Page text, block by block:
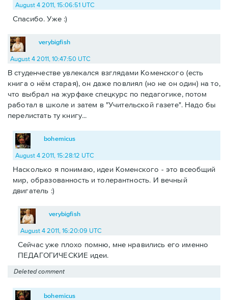
August 4 2011, 15:06:51 UTC
Спасибо. Уже :)
verybigfish
August 4 2011, 10:47:50 UTC
В студенчестве увлекался взглядами Коменского (есть
книга о нём старая), он даже повлиял (но не он один) на то,
что выбрал на журфаке спецкурс по педагогике, потом
работал в школе и затем в "Учительской газете". Надо бы
перелистать ту книгу...
bohemicus
August 4 2011, 15:28:12 UTC
Насколько я понимаю, идеи Коменского - это всеобщий
мир, образованность и толерантность. И вечный
двигатель :)
verybigfish
August 4 2011, 16:20:09 UTC
Сейчас уже плохо помню, мне нравились его именно
ПЕДАГОГИЧЕСКИЕ идеи.
Deleted comment
bohemicus